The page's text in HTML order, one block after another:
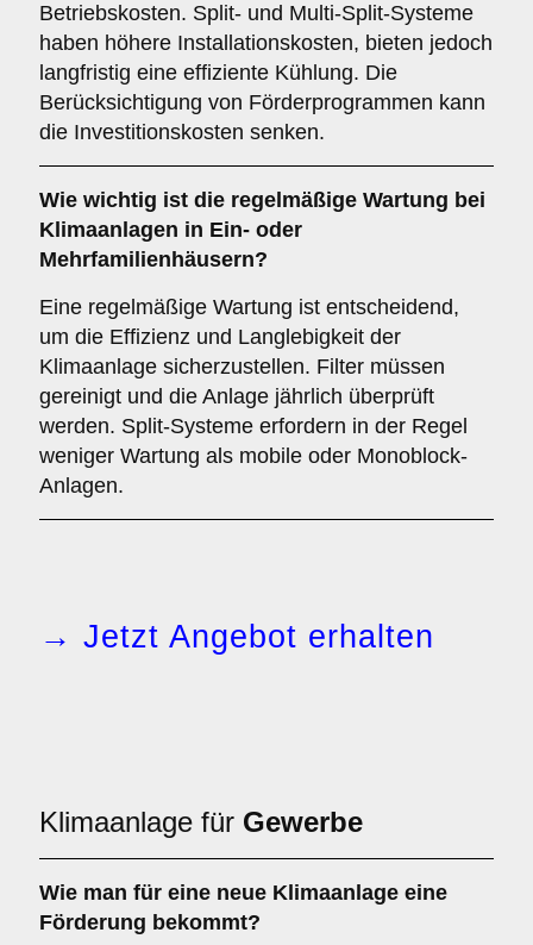
Betriebskosten. Split- und Multi-Split-Systeme
haben höhere Installationskosten, bieten jedoch
langfristig eine effiziente Kühlung. Die
Berücksichtigung von Förderprogrammen kann
die Investitionskosten senken.
Wie wichtig ist die regelmäßige Wartung bei
Klimaanlagen in Ein- oder
Mehrfamilienhäusern?
Eine regelmäßige Wartung ist entscheidend,
um die Effizienz und Langlebigkeit der
Klimaanlage sicherzustellen. Filter müssen
gereinigt und die Anlage jährlich überprüft
werden. Split-Systeme erfordern in der Regel
weniger Wartung als mobile oder Monoblock-
Anlagen.
→ Jetzt Angebot erhalten
Klimaanlage für Gewerbe
Wie man für eine neue Klimaanlage eine
Förderung bekommt?